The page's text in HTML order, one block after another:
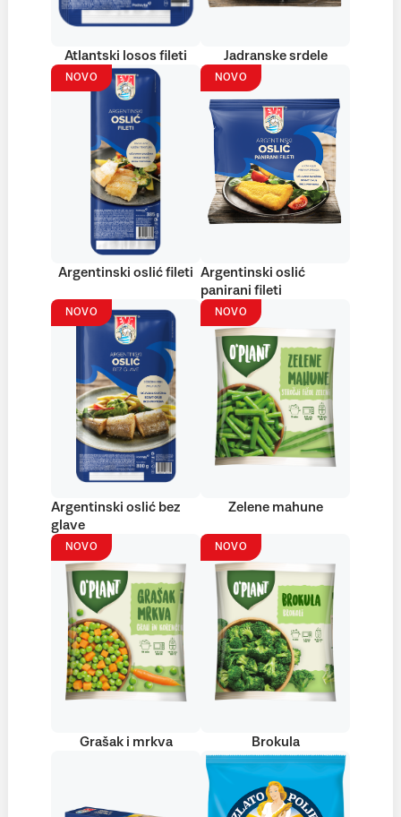
Atlantski losos fileti Jadranske srdele
NOVO
Argentinski oslić fileti
NOVO
Argentinski oslić
panirani fileti
NOVO
Argentinski oslić bez
glave
NOVO
Zelene mahune
NOVO
Grašak i mrkva
NOVO
Brokula